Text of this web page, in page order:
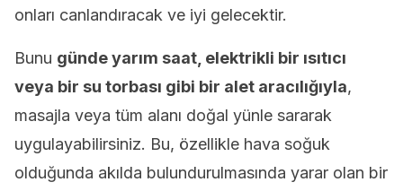
onları canlandıracak ve iyi gelecektir.
Bunu günde yarım saat, elektrikli bir ısıtıcı
veya bir su torbası gibi bir alet aracılığıyla,
masajla veya tüm alanı doğal yünle sararak
uygulayabilirsiniz. Bu, özellikle hava soğuk
olduğunda akılda bulundurulmasında yarar olan bir